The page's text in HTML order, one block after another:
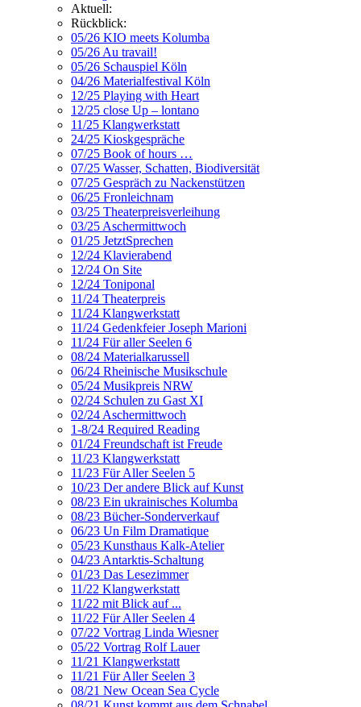
Aktuell:
Rückblick:
05/26 KIO meets Kolumba
05/26 Au travail!
05/26 Schauspiel Köln
04/26 Materialfestival Köln
12/25 Playing with Heart
12/25 close Up – lontano
11/25 Klangwerkstatt
24/25 Kioskgespräche
07/25 Book of hours …
07/25 Wasser, Schatten, Biodiversität
07/25 Gespräch zu Nackenstützen
06/25 Fronleichnam
03/25 Theaterpreisverleihung
03/25 Aschermittwoch
01/25 JetztSprechen
12/24 Klavierabend
12/24 On Site
12/24 Toniponal
11/24 Theaterpreis
11/24 Klangwerkstatt
11/24 Gedenkfeier Joseph Marioni
11/24 Für aller Seelen 6
08/24 Materialkarussell
06/24 Rheinische Musikschule
05/24 Musikpreis NRW
02/24 Schulen zu Gast XI
02/24 Aschermittwoch
1-8/24 Required Reading
01/24 Freundschaft ist Freude
11/23 Klangwerkstatt
11/23 Für Aller Seelen 5
10/23 Der andere Blick auf Kunst
08/23 Ein ukrainisches Kolumba
08/23 Bücher-Sonderverkauf
06/23 Un Film Dramatique
05/23 Kunsthaus Kalk-Atelier
04/23 Antarktis-Schaltung
01/23 Das Lesezimmer
11/22 Klangwerkstatt
11/22 mit Blick auf ...
11/22 Für Aller Seelen 4
07/22 Vortrag Linda Wiesner
05/22 Vortrag Rolf Lauer
11/21 Klangwerkstatt
11/21 Für Aller Seelen 3
08/21 New Ocean Sea Cycle